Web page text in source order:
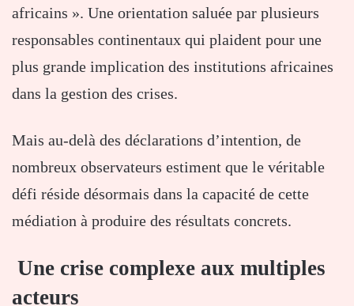
africains ». Une orientation saluée par plusieurs
responsables continentaux qui plaident pour une
plus grande implication des institutions africaines
dans la gestion des crises.
Mais au-delà des déclarations d’intention, de
nombreux observateurs estiment que le véritable
défi réside désormais dans la capacité de cette
médiation à produire des résultats concrets.
Une crise complexe aux multiples
acteurs